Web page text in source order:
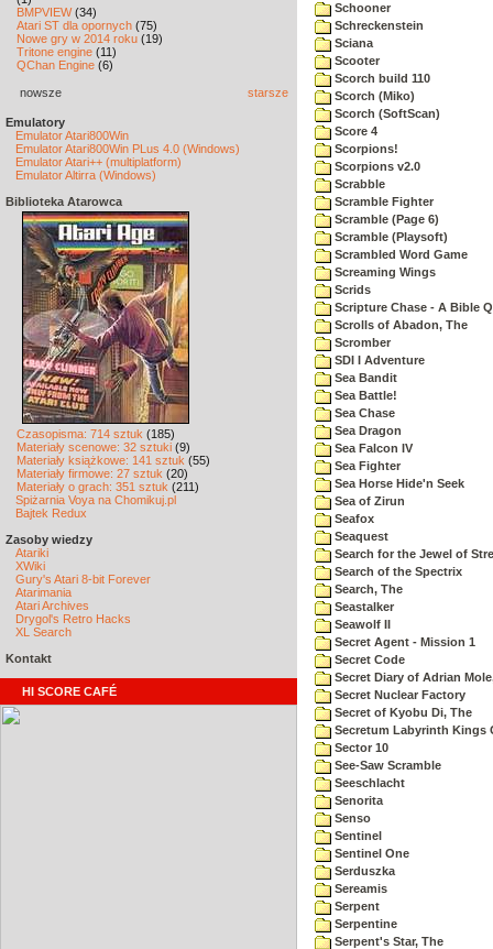
BMPVIEW(34)
Atari ST dla opornych (75)
Nowe gry w 2014 roku (19)
Tritone engine (11)
QChan Engine (6)
nowsze starsze
Emulatory
Emulator Atari800Win
Emulator Atari800Win PLus 4.0 (Windows)
Emulator Atari++ (multiplatform)
Emulator Altirra (Windows)
Biblioteka Atarowca
Czasopisma: 714 sztuk (185)
Materiały scenowe: 32 sztuki (9)
Materiały książkowe: 141 sztuk (55)
Materiały firmowe: 27 sztuk (20)
Materiały o grach: 351 sztuk (211)
Spiżarnia Voya na Chomikuj.pl
Bajtek Redux
Zasoby wiedzy
Atariki
XWiki
Gury's Atari 8-bit Forever
Atarimania
Atari Archives
Drygol's Retro Hacks
XL Search
Kontakt
HI SCORE CAFÉ
Schooner
Schreckenstein
Sciana
Scooter
Scorch build 110
Scorch (Miko)
Scorch (SoftScan)
Score 4
Scorpions!
Scorpions v2.0
Scrabble
Scramble Fighter
Scramble (Page 6)
Scramble (Playsoft)
Scrambled Word Game
Screaming Wings
Scrids
Scripture Chase - A Bible
Scrolls of Abadon, The
Scromber
SDI I Adventure
Sea Bandit
Sea Battle!
Sea Chase
Sea Dragon
Sea Falcon IV
Sea Fighter
Sea Horse Hide'n Seek
Sea of Zirun
Seafox
Seaquest
Search for the Jewel of
Search of the Spectrix
Search, The
Seastalker
Seawolf II
Secret Agent - Mission 1
Secret Code
Secret Diary of Adrian
Secret Nuclear Factory
Secret of Kyobu Di, The
Secretum Labyrinth Kings
Sector 10
See-Saw Scramble
Seeschlacht
Senorita
Senso
Sentinel
Sentinel One
Serduszka
Sereamis
Serpent
Serpentine
Serpent's Star, The